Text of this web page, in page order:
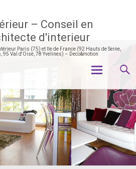
– Conseil en
d'interieur
Paris (75) et Ile de France (92 Hauts de Seine,
95 Val d'Oise, 78 Yvelines) – Deco&motion
contenu
principal